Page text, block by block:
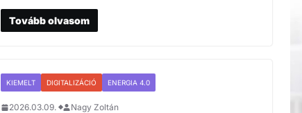
Tovább olvasom
KIEMELT DIGITALIZÁCIÓ ENERGIA 4.0
2026.03.09. Nagy Zoltán